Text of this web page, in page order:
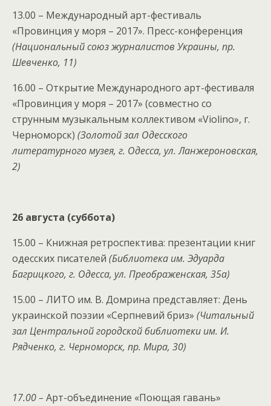
13.00 – Международный арт-фестиваль
«Провинция у моря – 2017». Пресс-конференция
(Национальный союз журналистов Украины, пр.
Шевченко, 11)
16.00 – Открытие Международного арт-фестиваля
«Провинция у моря – 2017» (совместно со
струнным музыкальным коллективом «Violino», г.
Черноморск) (Золотой зал Одесского
литературного музея, г. Одесса, ул. Ланжероновская,
2)
26 августа (суббота)
15.00 – Книжная ретроспектива: презентации книг
одесских писателей (Библиотека им. Эдуарда
Багрицкого, г. Одесса, ул. Преображенская, 35а)
15.00 – ЛИТО им. В. Домрина представляет: День
украинской поэзии «Серпневий бриз» (Читальный
зал Центральной городской библиотеки им. И.
Рядченко, г. Черноморск, пр. Мира, 30)
17.00 – Арт-объединение «Поющая гавань»